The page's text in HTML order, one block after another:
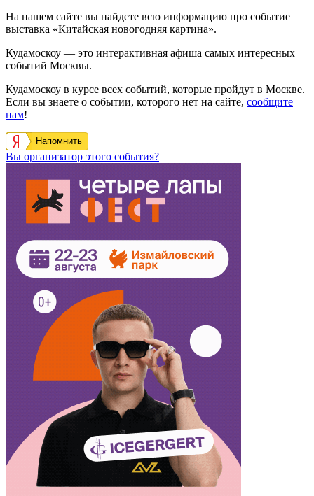
На нашем сайте вы найдете всю информацию про событие
выставка «Китайская новогодняя картина».
Кудамоскоу — это интерактивная афиша самых интересных
событий Москвы.
Кудамоскоу в курсе всех событий, которые пройдут в Москве.
Если вы знаете о событии, которого нет на сайте, сообщите
нам!
Напомнить
Вы организатор этого события?